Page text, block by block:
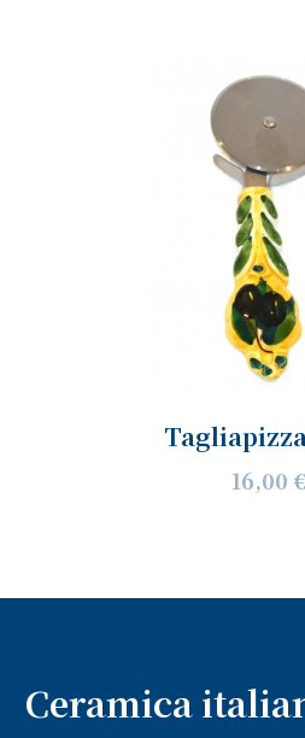
16,00 €
Ceramica